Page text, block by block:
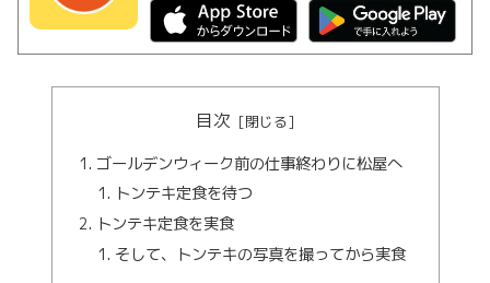
目次
ゴールデンウィーク前の仕事終わりに松屋へ
トンテキ定食を待つ
トンテキ定食を実食
そして、トンテキの写真を撮ってから実食